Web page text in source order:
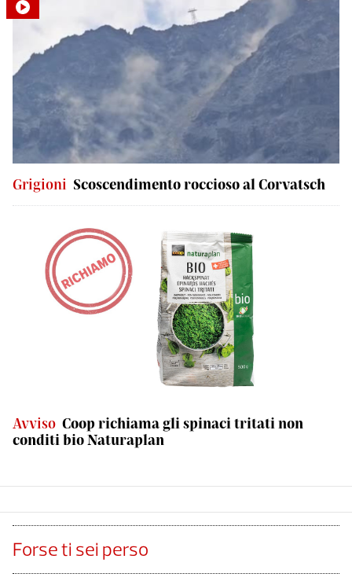
Grigioni Scoscendimento roccioso al Corvatsch
Avviso Coop richiama gli spinaci tritati non
conditi bio Naturaplan
Forse ti sei perso